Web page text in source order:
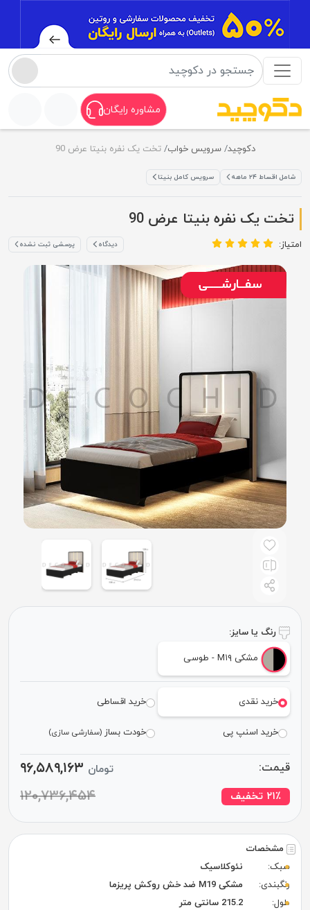
مشاوره رایگان
دکوچید سرویس خواب تخت یک نفره بنیتا عرض 90
شامل اقساط ۲۴ ماهه سرویس کامل بنیتا
تخت یک نفره بنیتا عرض 90
امتیاز: دیدگاه پرسشی ثبت نشده
مشخصات
سبک:
نئوکلاسیک
رنگبندی:
مشکی M19 ضد خش روکش پریزما
طول:
215.2 سانتی متر
رنگ یا سایز:
مشکی M۱۹ - طوسی
خرید نقدی خرید اقساطی
خرید اسنپ پی خودت بساز(سفارشی سازی)
قیمت: تومان ۹۶,۵۸۹,۱۶۳
۲۱٪ تخفیف ۱۲۰,۷۳۶,۴۵۴